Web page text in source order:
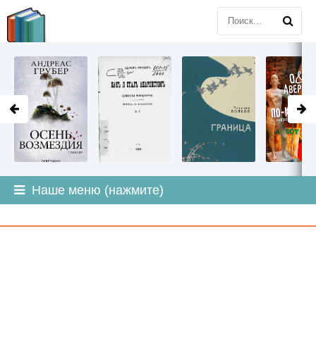
Наше меню (нажмите)
LITMIR.ORG